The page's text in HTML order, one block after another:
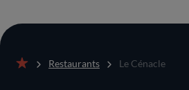
Restaurants Le Cénacle